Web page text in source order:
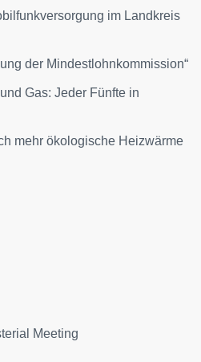
im Landkreis
der Mindestlohnkommission“
Gas: Jeder Fünfte in
mehr ökologische Heizwärme
Meeting